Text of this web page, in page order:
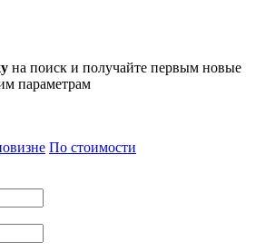
на поиск и получайте первым новые
параметрам
По стоимости